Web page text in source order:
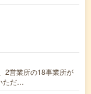
2営業所の18事業所が
ただ…